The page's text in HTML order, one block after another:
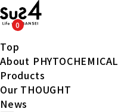
0
Top
About PHYTOCHEMICAL
Products
Our THOUGHT
News